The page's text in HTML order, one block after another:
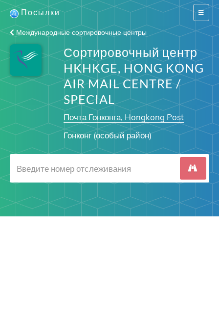
Switch
Посылки
Международные сортировочные центры
Сортировочный центр
HKHKGE, HONG KONG
AIR MAIL CENTRE /
SPECIAL
Почта Гонконга, Hongkong Post
Гонконг (особый район)